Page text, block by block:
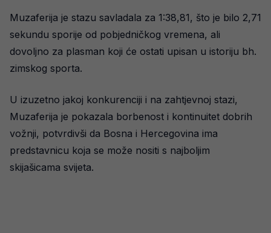
Muzaferija je stazu savladala za 1:38,81, što je bilo 2,71
sekundu sporije od pobjedničkog vremena, ali
dovoljno za plasman koji će ostati upisan u istoriju bh.
zimskog sporta.
U izuzetno jakoj konkurenciji i na zahtjevnoj stazi,
Muzaferija je pokazala borbenost i kontinuitet dobrih
vožnji, potvrdivši da Bosna i Hercegovina ima
predstavnicu koja se može nositi s najboljim
skijašicama svijeta.